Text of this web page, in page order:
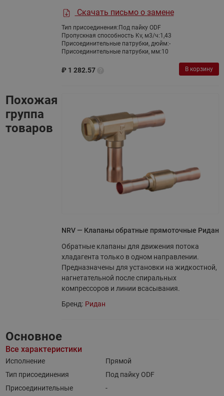
Скачать письмо о замене
Тип присоединения: Под пайку ODF
Пропускная способность Kv, м3/ч:1,43
Присоединительные патрубки, дюйм:-
Присоединительные патрубки, мм:10
₽ 1 282.57 В корзину
Похожая
группа
товаров
NRV — Клапаны обратные прямоточные Ридан
Обратные клапаны для движения потока
хладагента только в одном направлении.
Предназначены для установки на жидкостной,
нагнетательной после спиральных
компрессоров и линии всасывания.
Бренд: Ридан
Основное
Все характеристики
Исполнение
Прямой
Тип присоединения
Под пайку ODF
Присоединительные
-